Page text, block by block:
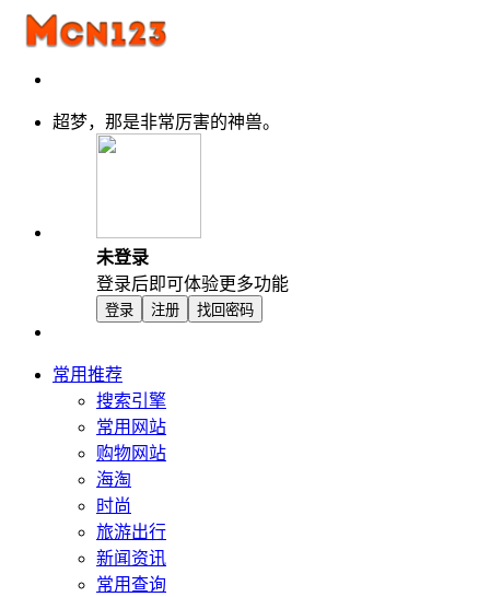
超梦，那是非常厉害的神兽。
未登录
登录后即可体验更多功能
登录 注册 找回密码
常用推荐
搜索引擎
常用网站
购物网站
海淘
时尚
旅游出行
新闻资讯
常用查询